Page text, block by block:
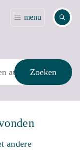
menu Zoek
Zoeken
andere